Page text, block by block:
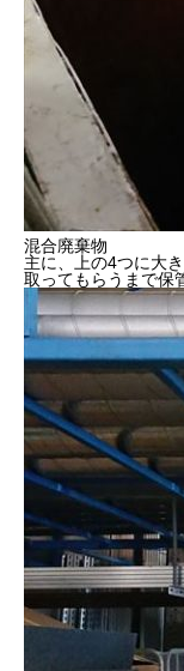
混合廃棄物
主に、上の4つに大
取ってもらうまで保